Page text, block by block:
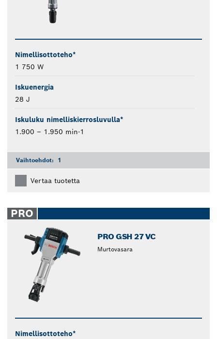
Nimellisottoteho*
1 750 W
Iskuenergia
28 J
Iskuluku nimelliskierrosluvulla*
1.900 – 1.950 min-1
Vaihtoehdot: 1
Vertaa tuotetta
PRO
PRO GSH 27 VC
Murtovasara
Nimellisottoteho*